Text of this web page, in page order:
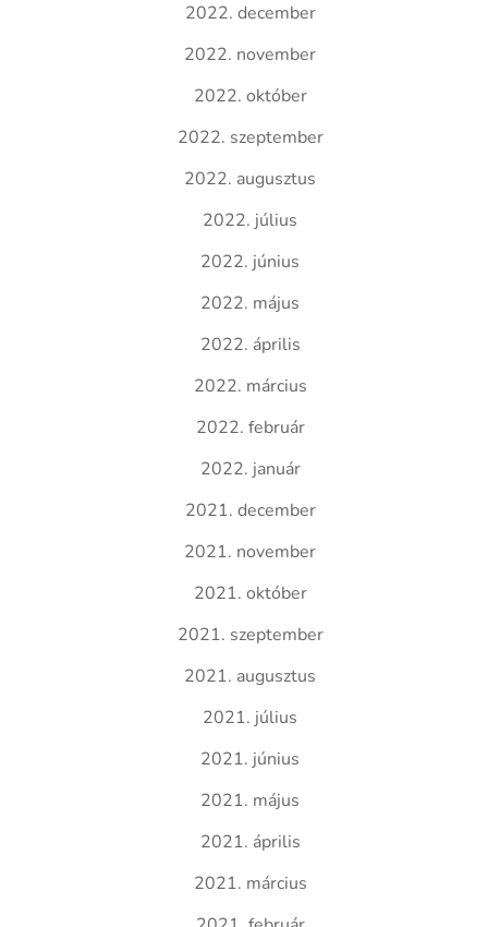
2022. december
2022. november
2022. október
2022. szeptember
2022. augusztus
2022. július
2022. június
2022. május
2022. április
2022. március
2022. február
2022. január
2021. december
2021. november
2021. október
2021. szeptember
2021. augusztus
2021. július
2021. június
2021. május
2021. április
2021. március